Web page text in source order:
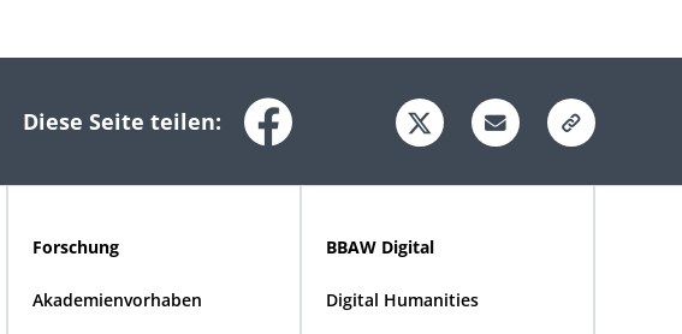
Diese Seite teilen:
Forschung
Akademienvorhaben
BBAW Digital
Digital Humanities